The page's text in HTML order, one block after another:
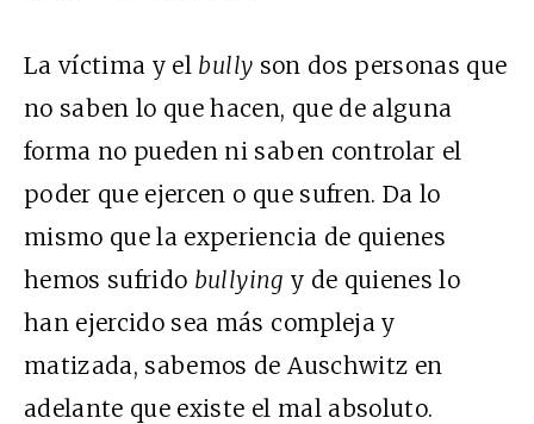
La víctima y el bully son dos personas que
no saben lo que hacen, que de alguna
forma no pueden ni saben controlar el
poder que ejercen o que sufren. Da lo
mismo que la experiencia de quienes
hemos sufrido bullying y de quienes lo
han ejercido sea más compleja y
matizada, sabemos de Auschwitz en
adelante que existe el mal absoluto.